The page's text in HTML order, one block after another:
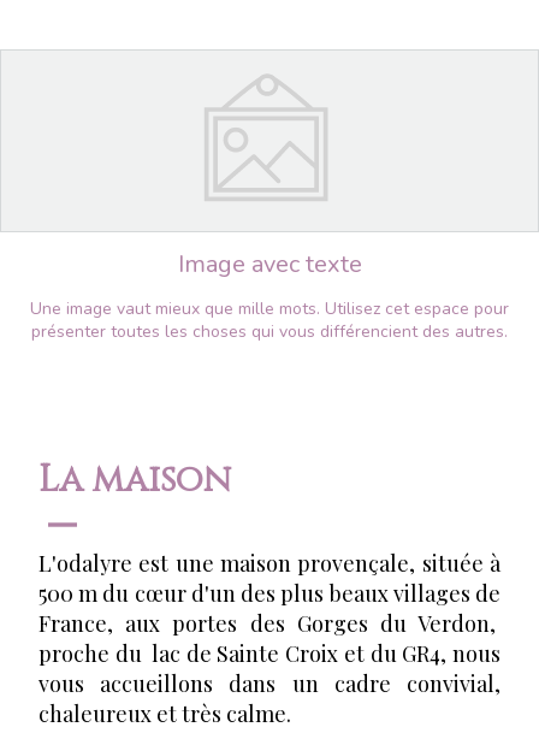
Image avec texte
Une image vaut mieux que mille mots. Utilisez cet espace pour
présenter toutes les choses qui vous différencient des autres.
La maison
L'odalyre est une maison provençale, située à
500 m du cœur d'un des plus beaux villages de
France, aux portes des Gorges du Verdon,
proche du lac de Sainte Croix et du GR4, nous
vous accueillons dans un cadre convivial,
chaleureux et très calme.